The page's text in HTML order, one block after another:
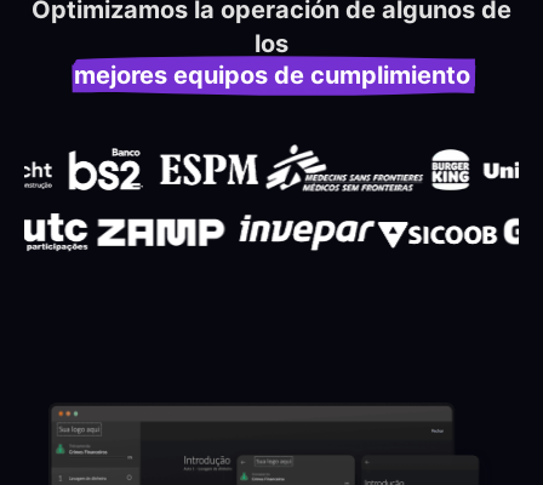
Optimizamos la operación de algunos de
los
mejores equipos de cumplimiento